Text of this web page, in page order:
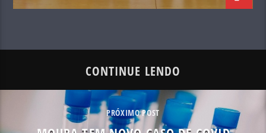
CONTINUE LENDO
PRÓXIMO POST